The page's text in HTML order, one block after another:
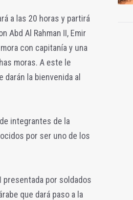
a las 20 horas y partirá
Abd Al Rahman II, Emir
con capitanía y una
moras. A este le
darán la bienvenida al
integrantes de la
por ser uno de los
presentada por soldados
que dará paso a la